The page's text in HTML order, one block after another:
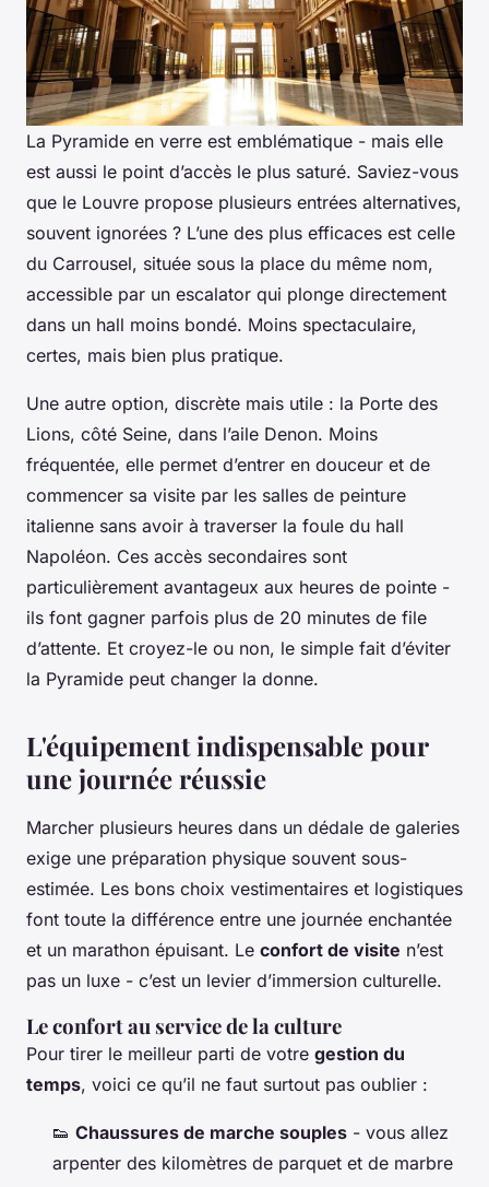
La Pyramide en verre est emblématique - mais elle
est aussi le point d’accès le plus saturé. Saviez-vous
que le Louvre propose plusieurs entrées alternatives,
souvent ignorées ? L’une des plus efficaces est celle
du Carrousel, située sous la place du même nom,
accessible par un escalator qui plonge directement
dans un hall moins bondé. Moins spectaculaire,
certes, mais bien plus pratique.
Une autre option, discrète mais utile : la Porte des
Lions, côté Seine, dans l’aile Denon. Moins
fréquentée, elle permet d’entrer en douceur et de
commencer sa visite par les salles de peinture
italienne sans avoir à traverser la foule du hall
Napoléon. Ces accès secondaires sont
particulièrement avantageux aux heures de pointe -
ils font gagner parfois plus de 20 minutes de file
d’attente. Et croyez-le ou non, le simple fait d’éviter
la Pyramide peut changer la donne.
L'équipement indispensable pour
une journée réussie
Marcher plusieurs heures dans un dédale de galeries
exige une préparation physique souvent sous-
estimée. Les bons choix vestimentaires et logistiques
font toute la différence entre une journée enchantée
et un marathon épuisant. Le confort de visite n’est
pas un luxe - c’est un levier d’immersion culturelle.
Le confort au service de la culture
Pour tirer le meilleur parti de votre gestion du
temps, voici ce qu’il ne faut surtout pas oublier :
👟 Chaussures de marche souples - vous allez
arpenter des kilomètres de parquet et de marbre